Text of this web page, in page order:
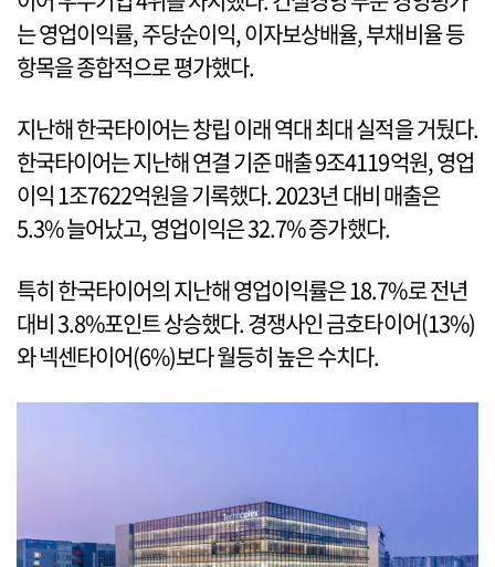
는 영업이익률, 주당순이익, 이자보상배율, 부채비율 등
항목을 종합적으로 평가했다.
지난해 한국타이어는 창립 이래 역대 최대 실적을 거뒀다.
한국타이어는 지난해 연결 기준 매출 9조4119억원, 영업
이익 1조7622억원을 기록했다. 2023년 대비 매출은
5.3% 늘어났고, 영업이익은 32.7% 증가했다.
특히 한국타이어의 지난해 영업이익률은 18.7%로 전년
대비 3.8%포인트 상승했다. 경쟁사인 금호타이어(13%)
와 넥센타이어(6%)보다 월등히 높은 수치다.